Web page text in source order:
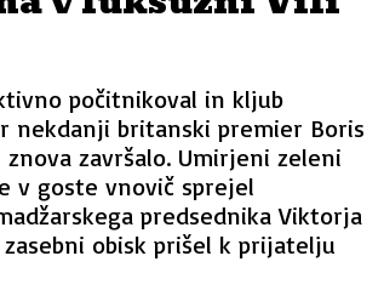
počitnikoval in kljub
nekdanji britanski premier Boris
završalo. Umirjeni zeleni
v goste vnovič sprejel
predsednika Viktorja
obisk prišel k prijatelju